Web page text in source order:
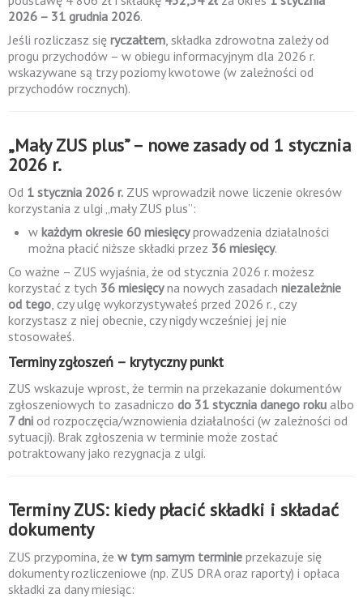
2026 – 31 grudnia 2026.
Jeśli rozliczasz się ryczałtem, składka zdrowotna zależy od
progu przychodów – w obiegu informacyjnym dla 2026 r.
wskazywane są trzy poziomy kwotowe (w zależności od
przychodów rocznych).
„Mały ZUS plus” – nowe zasady od 1 stycznia
2026 r.
Od 1 stycznia 2026 r. ZUS wprowadził nowe liczenie okresów
korzystania z ulgi „mały ZUS plus”:
w każdym okresie 60 miesięcyprowadzenia działalności
można płacić niższe składki przez 36 miesięcy.
Co ważne – ZUS wyjaśnia, że od stycznia 2026 r. możesz
korzystać z tych 36 miesięcyna nowych zasadach niezależnie
od tego, czy ulgę wykorzystywałeś przed 2026 r., czy
korzystasz z niej obecnie, czy nigdy wcześniej jej nie
stosowałeś.
Terminy zgłoszeń – krytyczny punkt
ZUS wskazuje wprost, że termin na przekazanie dokumentów
zgłoszeniowych to zasadniczo do 31 stycznia danego roku albo
7 dni od rozpoczęcia/wznowienia działalności (w zależności od
sytuacji). Brak zgłoszenia w terminie może zostać
potraktowany jako rezygnacja z ulgi.
Terminy ZUS: kiedy płacić składki i składać
dokumenty
ZUS przypomina, że w tym samym terminie przekazuje się
dokumenty rozliczeniowe (np. ZUS DRA oraz raporty) i opłaca
składki za dany miesiąc: